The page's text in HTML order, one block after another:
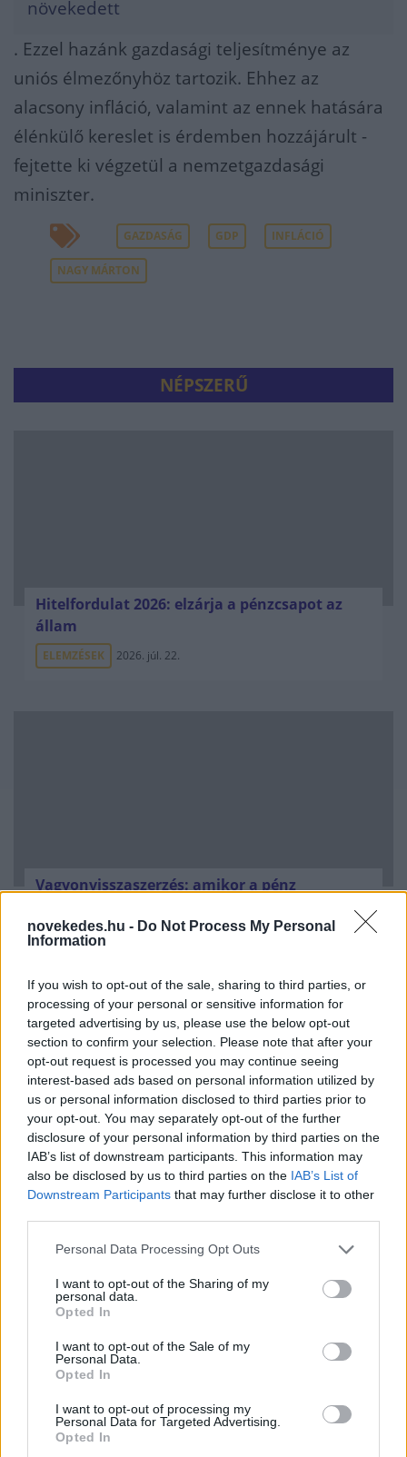
novekedes.hu - Do Not Process My Personal
Information
If you wish to opt-out of the sale, sharing to third parties, or
processing of your personal or sensitive information for
targeted advertising by us, please use the below opt-out
section to confirm your selection. Please note that after your
opt-out request is processed you may continue seeing
interest-based ads based on personal information utilized by
us or personal information disclosed to third parties prior to
your opt-out. You may separately opt-out of the further
disclosure of your personal information by third parties on the
IAB’s list of downstream participants. This information may
also be disclosed by us to third parties on the IAB’s List of
Downstream Participants that may further disclose it to other
Please note that this website/app uses one or more Google
not limited to your visit or usage behaviour. You may click to
grant or deny consent to Google and its third-party tags to
use your data for below specified purposes in below Google
consent section.
Personal Data Processing Opt Outs
I want to opt-out of the Sharing of my
personal data.
Opted In
I want to opt-out of the Sale of my
Personal Data.
Opted In
I want to opt-out of processing my
Personal Data for Targeted Advertising.
Opted In
növekedett
. Ezzel hazánk gazdasági teljesítménye az
uniós élmezőnyhöz tartozik. Ehhez az
alacsony infláció, valamint az ennek hatására
élénkülő kereslet is érdemben hozzájárult -
fejtette ki végzetül a nemzetgazdasági
miniszter.
GAZDASÁG GDP INFLÁCIÓ
NAGY MÁRTON
NÉPSZERŰ
Hitelfordulat 2026: elzárja a pénzcsapot az
állam
ELEMZÉSEK 2026. júl. 22.
Vagyonvisszaszerzés: amikor a pénz
ELEMZÉSEK 2026. júl. 21.
Kéthónapos a Tisza-kormány: íme a mérleg!
Uniós források: íme a teendők, amelyek a